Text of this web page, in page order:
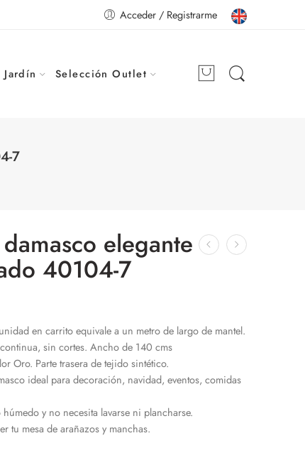
Acceder / Registrarme
Selección Outlet
7
elegante
40104-7
en carrito equivale a un metro de largo de mantel.
sin cortes. Ancho de 140 cms
Oro. Parte trasera de tejido sintético.
ideal para decoración, navidad, eventos, comidas
y no necesita lavarse ni plancharse.
tu mesa de arañazos y manchas.